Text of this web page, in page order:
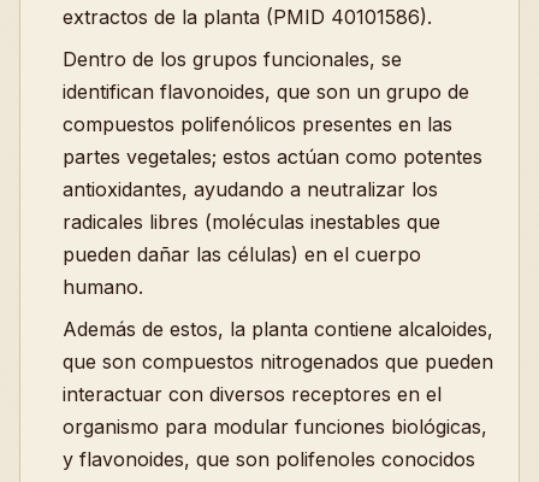
extractos de la planta (PMID 40101586).
Dentro de los grupos funcionales, se
identifican flavonoides, que son un grupo de
compuestos polifenólicos presentes en las
partes vegetales; estos actúan como potentes
antioxidantes, ayudando a neutralizar los
radicales libres (moléculas inestables que
pueden dañar las células) en el cuerpo
humano.
Además de estos, la planta contiene alcaloides,
que son compuestos nitrogenados que pueden
interactuar con diversos receptores en el
organismo para modular funciones biológicas,
y flavonoides, que son polifenoles conocidos